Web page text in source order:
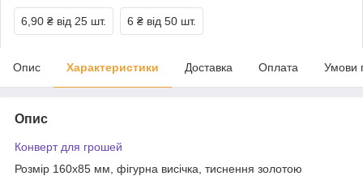
6,90 ₴ від 25 шт. 6 ₴ від 50 шт.
Опис Характеристики Доставка Оплата Умови
Опис
Конверт для грошей
Розмір 160х85 мм, фігурна висічка, тиснення золотою